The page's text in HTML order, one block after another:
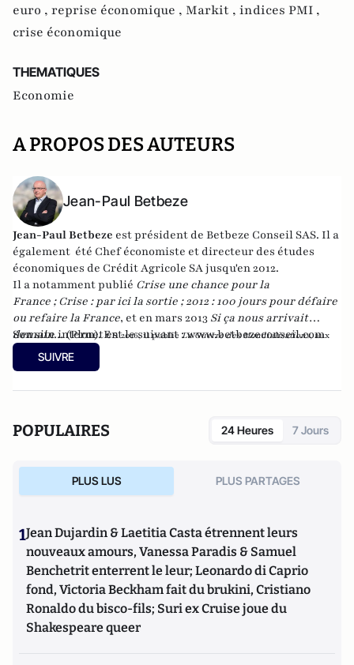
euro , reprise économique , Markit , indices PMI ,
crise économique
THEMATIQUES
Economie
A PROPOS DES AUTEURS
Jean-Paul Betbeze
Jean-Paul Betbeze est président de Betbeze Conseil SAS. Il a
également été Chef économiste et directeur des études
économiques de Crédit Agricole SA jusqu'en 2012.
Il a notamment publié Crise une chance pour la
France ; Crise : par ici la sortie ; 2012 : 100 jours pour défaire
ou refaire la France, et en mars 2013 Si ça nous arrivait
demain...(Plon). En2016, il publie La Guerre des Mondialisations, aux
éditions Economica
et en 2017 "La France, ce malade imaginaire"
chez le même éditeur.
Son site internet est le suivant :www.betbezeconseil.com
SUIVRE
POPULAIRES 24 Heures 7 Jours
PLUS LUS PLUS PARTAGES
1Jean Dujardin & Laetitia Casta étrennent leurs
nouveaux amours, Vanessa Paradis & Samuel
Benchetrit enterrent le leur; Leonardo di Caprio
fond, Victoria Beckham fait du brukini, Cristiano
Ronaldo du bisco-fils; Suri ex Cruise joue du
Shakespeare queer